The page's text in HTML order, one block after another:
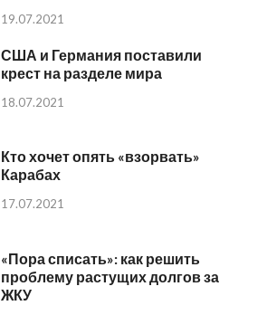
19.07.2021
США и Германия поставили
крест на разделе мира
18.07.2021
Кто хочет опять «взорвать»
Карабах
17.07.2021
«Пора списать»: как решить
проблему растущих долгов за
ЖКУ